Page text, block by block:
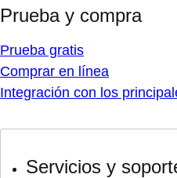
Prueba y compra
Prueba gratis
Comprar en línea
Integración con los
Servicios y